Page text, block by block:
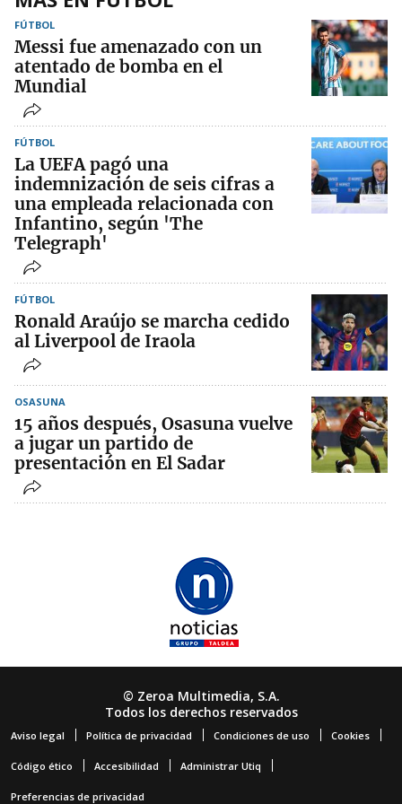
FÚTBOL
Messi fue amenazado con un
atentado de bomba en el
Mundial
FÚTBOL
La UEFA pagó una
indemnización de seis cifras a
una empleada relacionada con
Infantino, según 'The
Telegraph'
FÚTBOL
Ronald Araújo se marcha cedido
al Liverpool de Iraola
OSASUNA
15 años después, Osasuna vuelve
a jugar un partido de
presentación en El Sadar
© Zeroa Multimedia, S.A.
Todos los derechos reservados
Aviso legal Política de privacidad Condiciones de uso Cookies
Código ético Accesibilidad Administrar Utiq
Preferencias de privacidad